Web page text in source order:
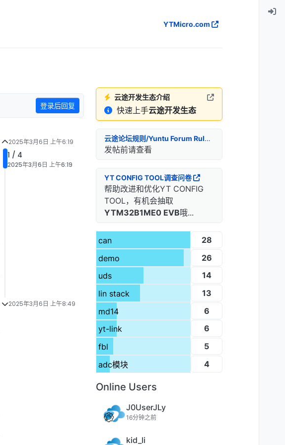
YTMicro.com
登录后回复
2025年3月6日 上午6:19
1 / 4
2025年3月6日 上午6:19
2025年3月6日 上午8:49
云途开发生态介绍
快速上手云途开发生态
云途论坛规则/Yuntu Forum Rules
发帖前请查看
YT CONFIG TOOL调查问卷
帮助改进和优化YT CONFIG
TOOL，有机会抽取
YTM32B1ME0 EVB哦...
can
28
demo
26
uds
14
lin stack
13
md14
6
yt-link
6
fbl
5
adc模块
4
Online Users
J0UserJLy
16分钟之前
kid_li